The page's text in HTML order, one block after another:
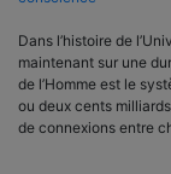
Dans l’histoire de
maintenant sur une
de l’Homme est le
ou deux cents
de connexions entre